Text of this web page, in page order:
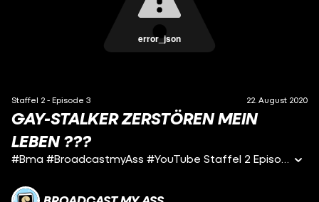
error_json
Staffel 2 - Episode 3 22. August 2020
GAY-STALKER ZERSTÖREN MEIN
LEBEN ?️‍??️
#Bma #BroadcastmyAss #YouTube Staffel 2 Episode 03: Gay-Stalker zerstört mein Leben ?️‍??️ Inhalt: Queer-Bait endet nie gut! Nach dem Fake Outing von Timmy, muss er jetzt mit den Konsequensen leben. Gay-Stalker besetzen nun die Villa und zerstören nach und nach sein Leben. Wie sollen Timmy, Stein und Lana da wieder rauskommen? BMA ist eine satirische Zeichentrickserie, in der es um drei Freunde der Generation Z geht, die vom großen Online-Erfolg träumen, um so dem öden Dorfleben zu entfliehen. Auf ihrer Reise erleben und durchqueren wir mit ihnen alle schönen und grauenvollen Facetten des YouTube-/Social Media Kosmos – vom Online-Populismus bis hin zum groß inszenierten Drama für die Klicks. #BMA ist ein Serie von darkviktory: http://youtube.com/darkviktory Music by 24|7 sound (http://www.24-7sound.com/) voices: darkviktory - Timmy/Knaller/Forge Myriam McFly – Lana Gong Bao - Stein Christian Zeiger - Armi/Leggi Kostas Kind - Kevin Francis Dichmann - Sana HorrorKissen - Karen-Mom Rieker Werner - Angel DerMiep - Randoms Joey's Jungle - Brain Sandra Heise - Natsu/Randoms Yato Damnson - Sane/Randoms Animation: darkviktory studios